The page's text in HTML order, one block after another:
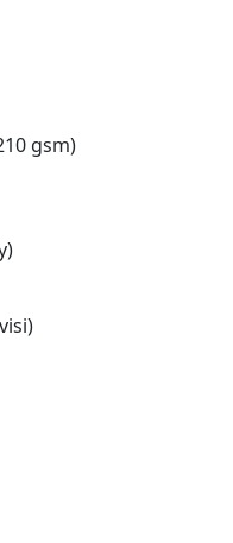
gsm)